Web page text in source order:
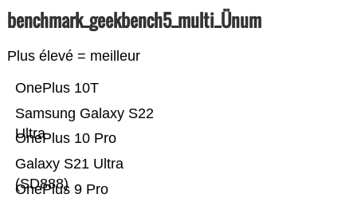
benchmark_geekbench5_multi_Ünum
Plus élevé = meilleur
OnePlus 9 Pro
Galaxy S21 Ultra
(SD888)
OnePlus 10 Pro
Samsung Galaxy S22
Ultra
OnePlus 10T